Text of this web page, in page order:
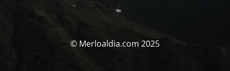
© Merloaldia.com 2025